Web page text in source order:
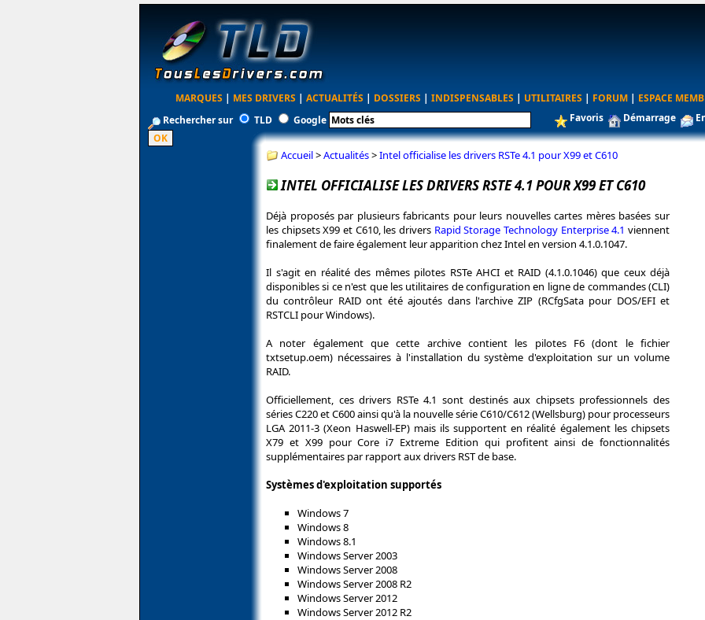
MARQUES | MES DRIVERS | ACTUALITÉS | DOSSIERS | INDISPENSABLES | UTILITAIRES | FORUM | ESPACE
Rechercher sur
TLD Google Favoris Démarrage
Accueil>Actualités>Intel officialise les drivers RSTe 4.1 pour X99 et C610
INTEL OFFICIALISE LES DRIVERS RSTE 4.1 POUR X99 ET C610
Déjà proposés par plusieurs fabricants pour leurs nouvelles cartes mères basées sur
les chipsets X99 et C610, les drivers Rapid Storage Technology Enterprise 4.1 viennent
finalement de faire également leur apparition chez Intel en version 4.1.0.1047.
Il s'agit en réalité des mêmes pilotes RSTe AHCI et RAID (4.1.0.1046) que ceux déjà
disponibles si ce n'est que les utilitaires de configuration en ligne de commandes (CLI)
du contrôleur RAID ont été ajoutés dans l'archive ZIP (RCfgSata pour DOS/EFI et
RSTCLI pour Windows).
A noter également que cette archive contient les pilotes F6 (dont le fichier
txtsetup.oem) nécessaires à l'installation du système d'exploitation sur un volume
RAID.
Officiellement, ces drivers RSTe 4.1 sont destinés aux chipsets professionnels des
séries C220 et C600 ainsi qu'à la nouvelle série C610/C612 (Wellsburg) pour processeurs
LGA 2011-3 (Xeon Haswell-EP) mais ils supportent en réalité également les chipsets
X79 et X99 pour Core i7 Extreme Edition qui profitent ainsi de fonctionnalités
supplémentaires par rapport aux drivers RST de base.
Systèmes d'exploitation supportés
Windows 7
Windows 8
Windows 8.1
Windows Server 2003
Windows Server 2008
Windows Server 2008 R2
Windows Server 2012
Windows Server 2012 R2